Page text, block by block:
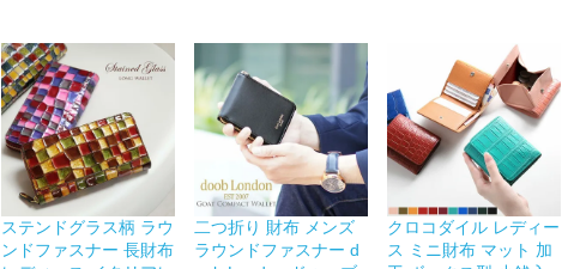
ステンドグラス柄 ラウ
ンドファスナー 長財布
二つ折り 財布 メンズ
ラウンドファスナー d
クロコダイル レディー
ス ミニ財布 マット 加